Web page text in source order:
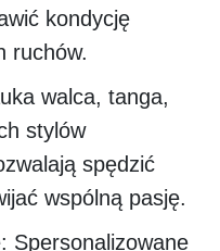
kondycję
ruchów.
walca, tanga,
stylów
spędzić
wspólną pasję.
Spersonalizowane